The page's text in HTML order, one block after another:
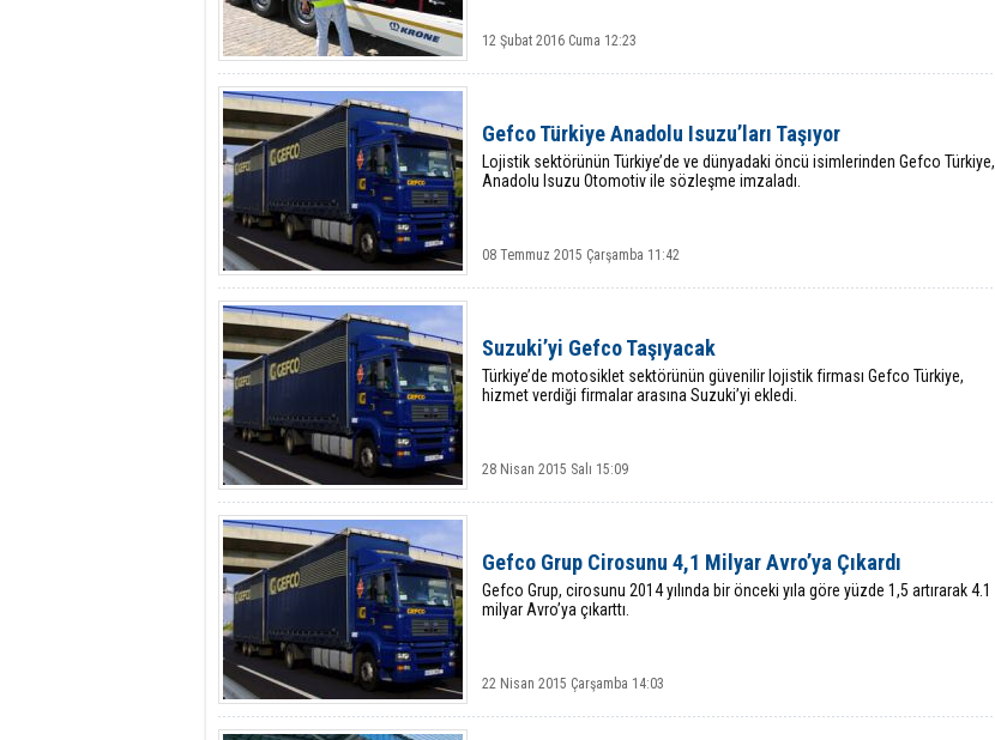
12 Şubat 2016 Cuma 12:23
Gefco Türkiye Anadolu Isuzu’ları Taşıyor
Lojistik sektörünün Türkiye’de ve dünyadaki öncü isimlerinden Gefco Türkiye,
Anadolu Isuzu Otomotiv ile sözleşme imzaladı.
08 Temmuz 2015 Çarşamba 11:42
Suzuki’yi Gefco Taşıyacak
Türkiye’de motosiklet sektörünün güvenilir lojistik firması Gefco Türkiye,
hizmet verdiği firmalar arasına Suzuki’yi ekledi.
28 Nisan 2015 Salı 15:09
Gefco Grup Cirosunu 4,1 Milyar Avro’ya Çıkardı
Gefco Grup, cirosunu 2014 yılında bir önceki yıla göre yüzde 1,5 artırarak 4.1
milyar Avro’ya çıkarttı.
22 Nisan 2015 Çarşamba 14:03